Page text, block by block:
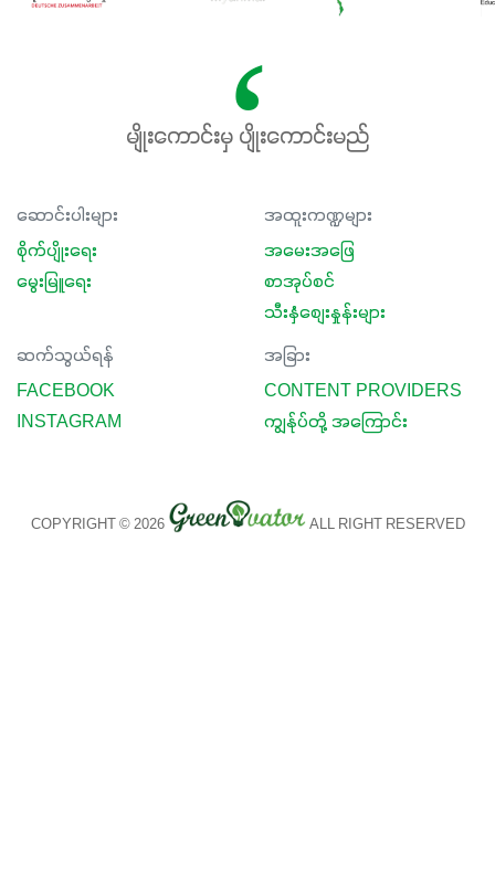
မျိုးကောင်းမှ ပျိုးကောင်းမည်
ဆောင်းပါးများ
စိုက်ပျိုးရေး
မွေးမြူရေး
အထူးကဏ္ဍများ
အမေးအဖြေ
စာအုပ်စင်
သီးနှံစျေးနှုန်းများ
ဆက်သွယ်ရန်
FACEBOOK
INSTAGRAM
အခြား
CONTENT PROVIDERS
ကျွန်ုပ်တို့ အကြောင်း
COPYRIGHT © 2026 ALL RIGHT RESERVED